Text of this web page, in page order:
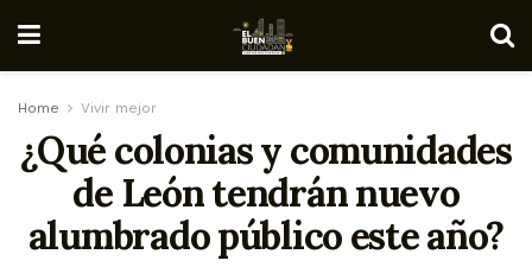
Home Vivir mejor
¿Qué colonias y comunidades
de León tendrán nuevo
alumbrado público este año?